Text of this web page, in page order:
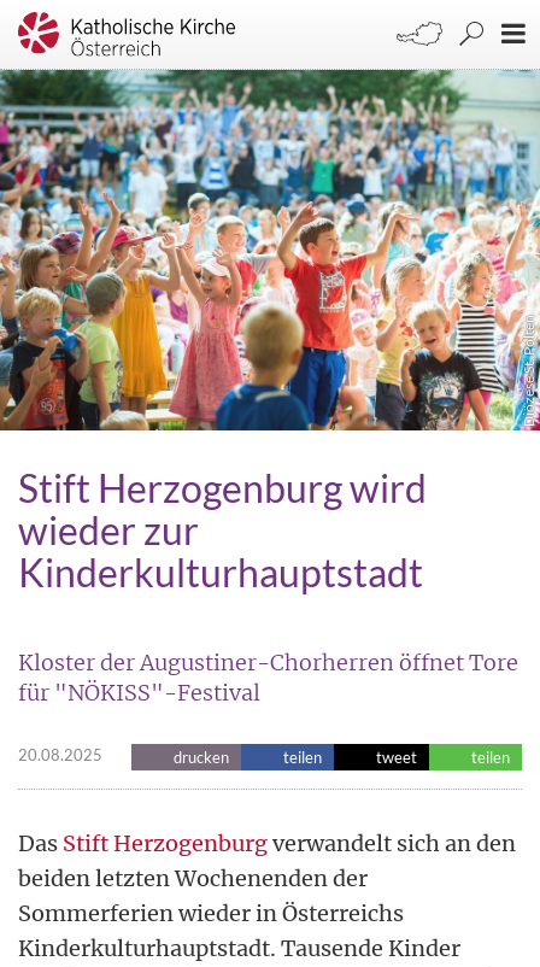
Diözese St. Pölten
Stift Herzogenburg wird
wieder zur
Kinderkulturhauptstadt
Kloster der Augustiner-Chorherren öffnet Tore
für "NÖKISS"-Festival
20.08.2025 drucken teilen tweet teilen
Das Stift Herzogenburgverwandelt sich an den
beiden letzten Wochenenden der
Sommerferien wieder in Österreichs
Kinderkulturhauptstadt. Tausende Kinder